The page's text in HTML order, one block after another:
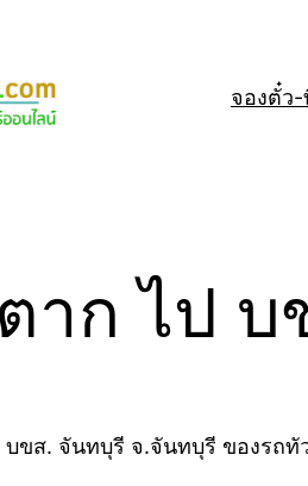
จองตั๋ว
าก ไป
บขส. จันทบุรี จ.จันทบุรี ของรถทั